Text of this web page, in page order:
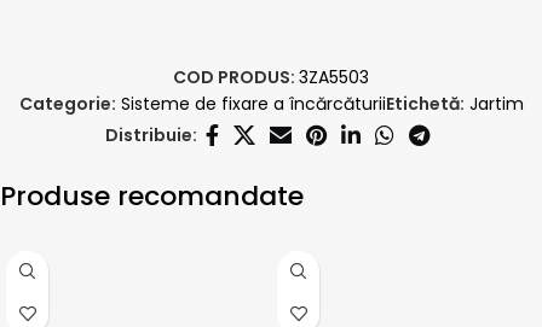
COD PRODUS: 3ZA5503
Categorie: Sisteme de fixare a încărcăturiiEtichetă: Jartim
Distribuie:
Produse recomandate